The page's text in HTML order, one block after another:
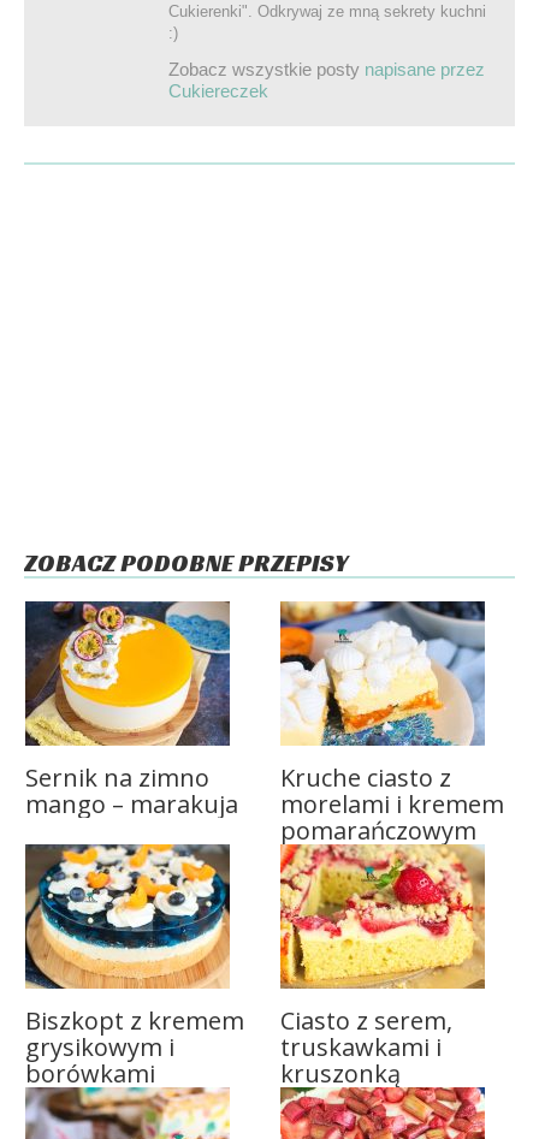
Cukierenki". Odkrywaj ze mną sekrety kuchni
:)
Zobacz wszystkie posty napisane przez
Cukiereczek
ZOBACZ PODOBNE PRZEPISY
Sernik na zimno
mango – marakuja
Kruche ciasto z
morelami i kremem
pomarańczowym
Biszkopt z kremem
grysikowym i
borówkami
Ciasto z serem,
truskawkami i
kruszonką